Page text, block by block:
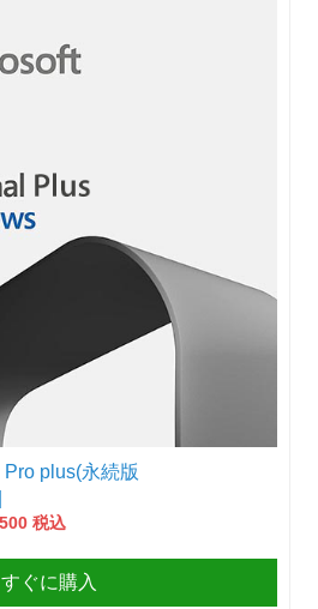
plus(永続版
税込
すぐに購入